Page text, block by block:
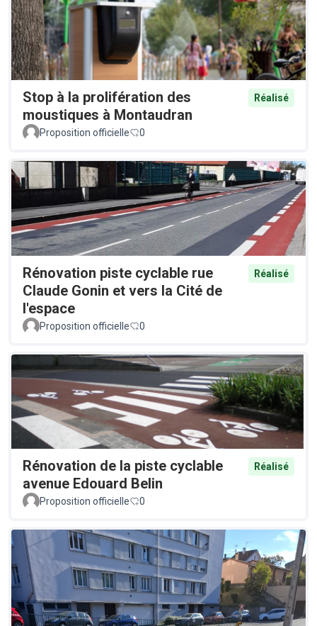
Stop à la prolifération des
moustiques à Montaudran
Réalisé
Proposition officielle 0
Rénovation piste cyclable rue
Claude Gonin et vers la Cité de
l'espace
Réalisé
Proposition officielle 0
Rénovation de la piste cyclable
avenue Edouard Belin
Réalisé
Proposition officielle 0